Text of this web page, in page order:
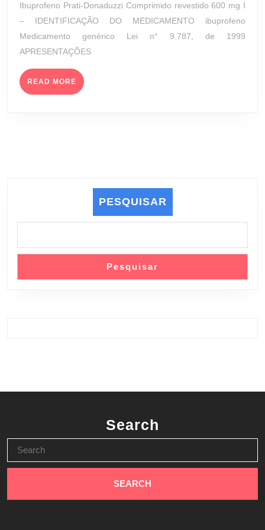
(PRATI-
DONADUZZI)
2023
Ibuprofeno Prati-Donaduzzi Comprimido revestido 600 mg I
– IDENTIFICAÇÃO DO MEDICAMENTO ibuprofeno
Medicamento genérico Lei n° 9.787, de 1999
APRESENTAÇÕES
READ MORE READ
MORE
PESQUISAR
Pesquisar
Search
for: